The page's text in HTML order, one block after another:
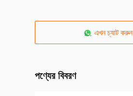
এখন চ্যাট করুন
পণ্যের বিবরণ